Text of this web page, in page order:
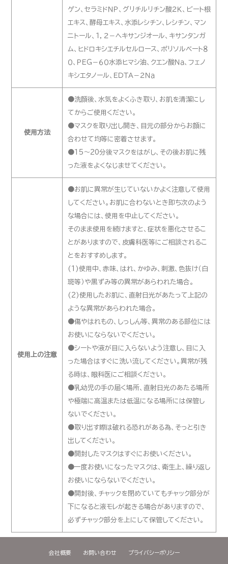
ゲン、セラミドＮＰ、グリチルリチン酸２Ｋ、ビート根
エキス、酵母エキス、水添レシチン、レシチン、マン
ニトール、１，２－ヘキサンジオール、キサンタンガ
ム、ヒドロキシエチルセルロース、ポリソルベート８
０、ＰＥＧ－６０水添ヒマシ油、クエン酸Ｎａ、フェノ
キシエタノール、ＥＤＴＡ－２Ｎａ
使用方法
●洗顔後、水気をよくふき取り、お肌を清潔にし
てからご使用ください。
●マスクを取り出し開き、目元の部分からお顔に
合わせて均等に密着させます。
●15～20分後マスクをはがし、その後お肌に残
った液をよくなじませてください。
使用上の注意
●お肌に異常が生じていないかよく注意して使用
してください。お肌に合わないとき即ち次のよう
な場合には、使用を中止してください。
そのまま使用を続けますと、症状を悪化させるこ
とがありますので、皮膚科医等にご相談されるこ
とをおすすめします。
(1)使用中、赤味、はれ、かゆみ、刺激、色抜け（白
斑等）や黒ずみ等の異常があらわれた場合。
(2)使用したお肌に、直射日光があたって上記の
ような異常があらわれた場合。
●傷やはれもの、しっしん等、異常のある部位には
お使いにならないでください。
●シートや液が目に入らないよう注意し、目に入
った場合はすぐに洗い流してください。異常が残
る時は、眼科医にご相談ください。
●乳幼児の手の届く場所、直射日光のあたる場所
や極端に高温または低温になる場所には保管し
ないでください。
●取り出す際は破れる恐れがある為、そっと引き
出してください。
●開封したマスクはすぐにお使いください。
●一度お使いになったマスクは、衛生上、繰り返し
お使いにならないでください。
●開封後、チャックを閉めていてもチャック部分が
下になると液モレが起きる場合がありますので、
必ずチャック部分を上にして保管してください。
会社概要 お問い合わせ プライバシーポリシー